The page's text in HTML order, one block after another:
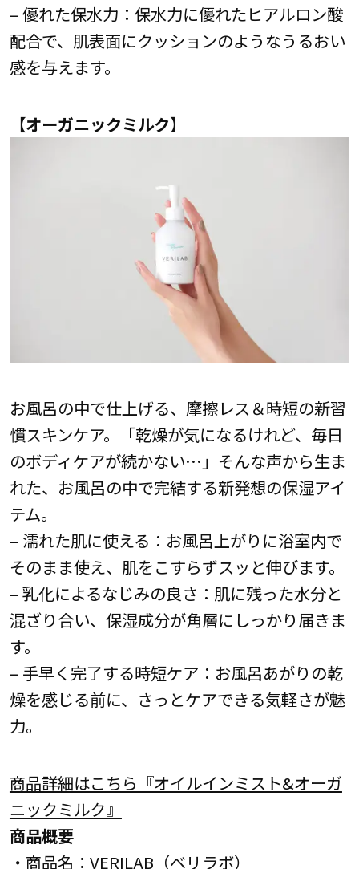
– 優れた保水力：保水力に優れたヒアルロン酸
配合で、肌表面にクッションのようなうるおい
感を与えます。
【オーガニックミルク】
お風呂の中で仕上げる、摩擦レス＆時短の新習
慣スキンケア。「乾燥が気になるけれど、毎日
のボディケアが続かない…」そんな声から生ま
れた、お風呂の中で完結する新発想の保湿アイ
テム。
– 濡れた肌に使える：お風呂上がりに浴室内で
そのまま使え、肌をこすらずスッと伸びます。
– 乳化によるなじみの良さ：肌に残った水分と
混ざり合い、保湿成分が角層にしっかり届きま
す。
– 手早く完了する時短ケア：お風呂あがりの乾
燥を感じる前に、さっとケアできる気軽さが魅
力。
商品詳細はこちら『オイルインミスト&オーガ
ニックミルク』
商品概要
・商品名：VERILAB（ベリラボ）